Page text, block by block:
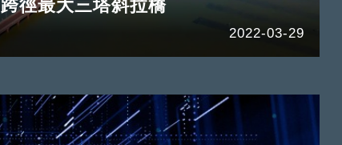
跨徑最大三塔斜拉橋
2022-03-29